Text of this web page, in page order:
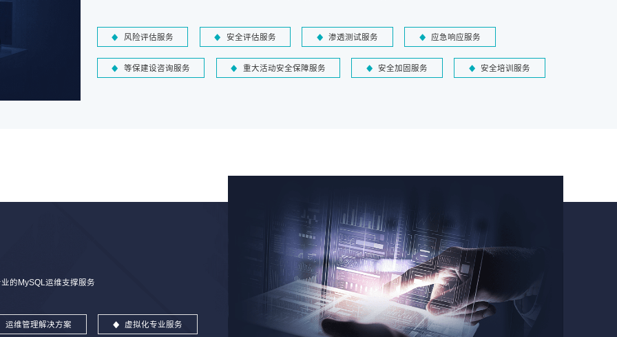
风险评估服务 安全评估服务 渗透测试服务 应急响应服务
等保建设咨询服务 重大活动安全保障服务 安全加固服务 安全培训服务
的MySQL运维支撑服务
运维管理解决方案 虚拟化专业服务